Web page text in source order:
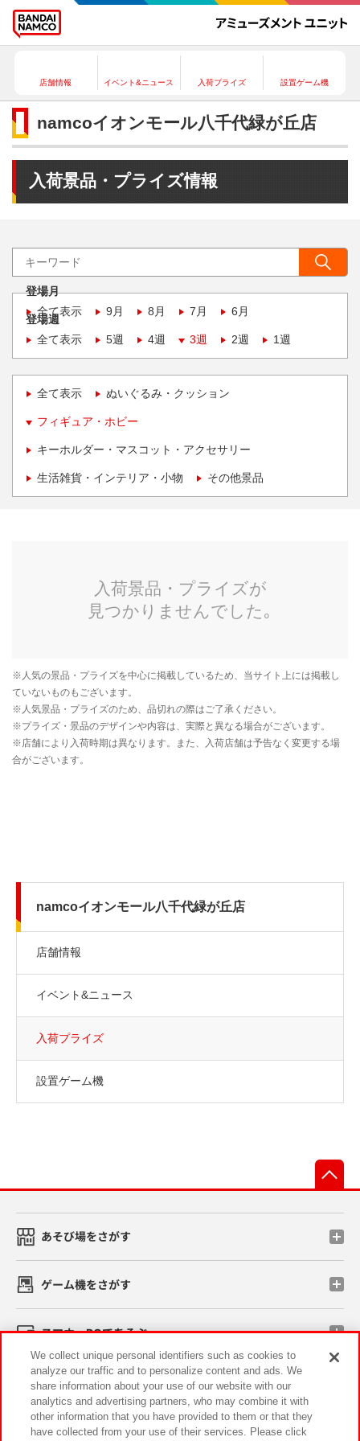
店舗情報 イベント&ニュース 入荷プライズ 設置ゲーム機
namcoイオンモール八千代緑が丘店
入荷景品・プライズ情報
登場月
全て表示
9月 8月 7月 6月
登場週
全て表示
5週 4週 3週 2週 1週
全て表示 ぬいぐるみ・クッション
フィギュア・ホビー
キーホルダー・マスコット・アクセサリー
生活雑貨・インテリア・小物 その他景品
namcoイオンモール八千代緑が丘店
店舗情報
イベント&ニュース
入荷プライズ
設置ゲーム機
あそび場をさがす
ゲーム機をさがす
スマホ・PCであそぶ
イベント・キャンペーン
We collect unique personal identifiers such as cookies to
analyze our traffic and to personalize content and ads. We
share information about your use of our website with our
analytics and advertising partners, who may combine it with
other information that you have provided to them or that they
have collected from your use of their services. Please click